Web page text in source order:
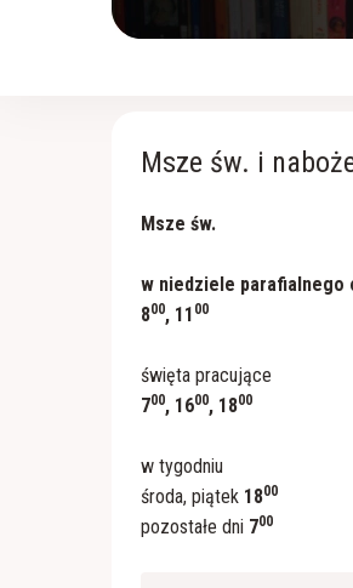
Msze św. i
Msze św.
w niedziele parafialnego
800, 11 00
święta pracujące
700, 1600, 1800
w tygodniu
środa, piątek 1800
pozostałe dni 700